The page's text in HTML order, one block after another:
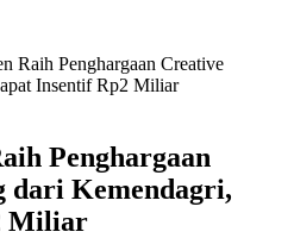
Raih Penghargaan Creative
Insentif Rp2 Miliar
Penghargaan
dari Kemendagri,
Miliar